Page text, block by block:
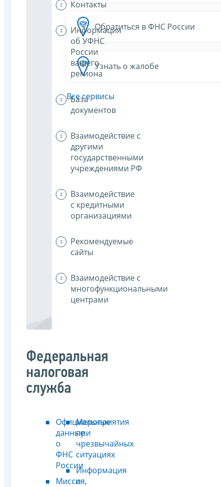
Контакты
Информация
об УФНС
России
вашего
региона
База
документов
Взаимодействие с
другими
государственными
учреждениями РФ
Взаимодействие
с кредитными
организациями
Рекомендуемые
сайты
Взаимодействие с
многофункциональными
центрами
Федеральная
налоговая
служба
Официальные
данные
о
ФНС
России
Миссия,
Мероприятия
при
чрезвычайных
ситуациях
Информация
о
Обратиться в ФНС России
Узнать о жалобе
Все сервисы